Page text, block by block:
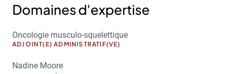
Domaines d'expertise
Oncologie musculo-squelettique
ADJOINT(E) ADMINISTRATIF(VE)
Nadine Moore